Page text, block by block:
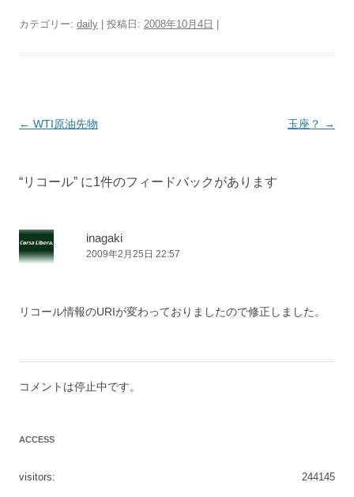
カテゴリー: daily | 投稿日: 2008年10月4日 |
投
ビ
ー
シ
← WTI原油先物 玉座？ →
“リコール” に1件のフィードバックがあります
inagaki
2009年2月25日 22:57
リコール情報のURIが変わっておりましたので修正しました。
コメントは停止中です。
ACCESS
244145
visitors: